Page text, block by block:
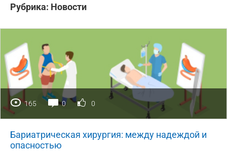
Рубрика: Новости
165 0 0
Бариатрическая хирургия: между надеждой и
опасностью